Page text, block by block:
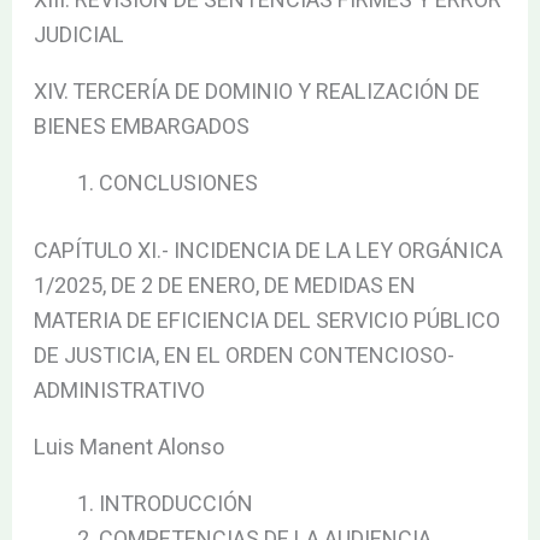
JUDICIAL
XIV. TERCERÍA DE DOMINIO Y REALIZACIÓN DE
BIENES EMBARGADOS
CONCLUSIONES
CAPÍTULO XI.- INCIDENCIA DE LA LEY ORGÁNICA
1/2025, DE 2 DE ENERO, DE MEDIDAS EN
MATERIA DE EFICIENCIA DEL SERVICIO PÚBLICO
DE JUSTICIA, EN EL ORDEN CONTENCIOSO-
ADMINISTRATIVO
Luis Manent Alonso
INTRODUCCIÓN